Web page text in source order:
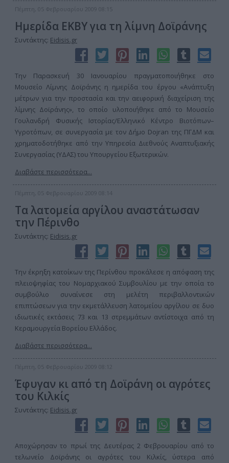
Πέμπτη, 05 Φεβρουαρίου 2009 08:15
Ημερίδα ΕΚΒΥ για τη λίμνη Δοϊράνης
Συντάκτης: Eidisis.gr
Την Παρασκευή 30 Ιανουαρίου πραγματοποιήθηκε στο
Μουσείο Λίμνης Δοϊράνης η ημερίδα του έργου «Ανάπτυξη
μέτρων για την προστασία και την αειφορική διαχείριση της
λίμνης Δοϊράνης», το οποίο υλοποιήθηκε από το Μουσείο
Γουλανδρή Φυσικής Ιστορίας/Ελληνικό Κέντρο Βιοτόπων–
Υγροτόπων, σε συνεργασία με τον Δήμο Dojran της ΠΓΔΜ και
χρηματοδοτήθηκε από την Υπηρεσία Διεθνούς Αναπτυξιακής
Συνεργασίας (ΥΔΑΣ) του Υπουργείου Εξωτερικών.
Διαβάστε περισσότερα...
Πέμπτη, 05 Φεβρουαρίου 2009 08:14
Τα λατομεία αργίλου αναστάτωσαν
την Πέρινθο
Συντάκτης: Eidisis.gr
Την έκρηξη κατοίκων της Περίνθου προκάλεσε η απόφαση της
πλειοψηφίας του Νομαρχιακού Συμβουλίου με την οποία το
συμβούλιο συναίνεσε στη μελέτη περιβαλλοντικών
επιπτώσεων για την εκμετάλλευση λατομείου αργίλου σε δυο
ιδιωτικές εκτάσεις 73 και 13 στρεμμάτων αντίστοιχα από τη
Κεραμουργεία Βορείου Ελλάδος.
Διαβάστε περισσότερα...
Πέμπτη, 05 Φεβρουαρίου 2009 08:12
Έφυγαν κι από τη Δοϊράνη οι αγρότες
του Κιλκίς
Συντάκτης: Eidisis.gr
Αποχώρησαν το πρωί της Δευτέρας 2 Φεβρουαρίου από το
τελωνείο Δοϊράνης οι αγρότες του Κιλκίς, ύστερα από